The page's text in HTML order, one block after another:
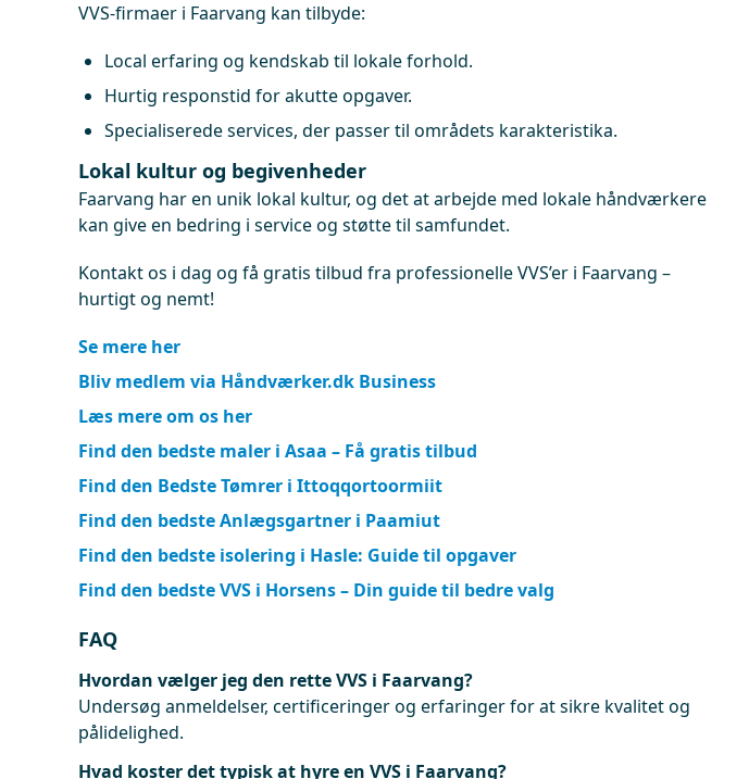
VVS-firmaer i Faarvang kan tilbyde:
Local erfaring og kendskab til lokale forhold.
Hurtig responstid for akutte opgaver.
Specialiserede services, der passer til områdets karakteristika.
Lokal kultur og begivenheder
Faarvang har en unik lokal kultur, og det at arbejde med lokale håndværkere
kan give en bedring i service og støtte til samfundet.
Kontakt os i dag og få gratis tilbud fra professionelle VVS’er i Faarvang –
hurtigt og nemt!
Se mere her
Bliv medlem via Håndværker.dk Business
Læs mere om os her
Find den bedste maler i Asaa – Få gratis tilbud
Find den Bedste Tømrer i Ittoqqortoormiit
Find den bedste Anlægsgartner i Paamiut
Find den bedste isolering i Hasle: Guide til opgaver
Find den bedste VVS i Horsens – Din guide til bedre valg
FAQ
Hvordan vælger jeg den rette VVS i Faarvang?
Undersøg anmeldelser, certificeringer og erfaringer for at sikre kvalitet og
pålidelighed.
Hvad koster det typisk at hyre en VVS i Faarvang?